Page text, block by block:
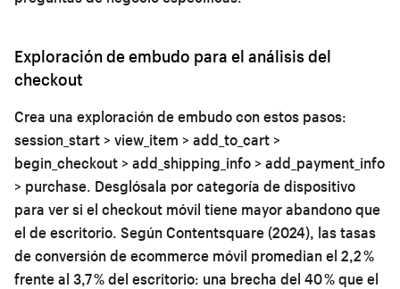
Exploración de embudo para el análisis del
checkout
Crea una exploración de embudo con estos pasos:
session_start > view_item > add_to_cart >
begin_checkout > add_shipping_info > add_payment_info
> purchase. Desglósala por categoría de dispositivo
para ver si el checkout móvil tiene mayor abandono que
el de escritorio. Según Contentsquare (2024), las tasas
de conversión de ecommerce móvil promedian el 2,2 %
frente al 3,7 % del escritorio: una brecha del 40 % que el